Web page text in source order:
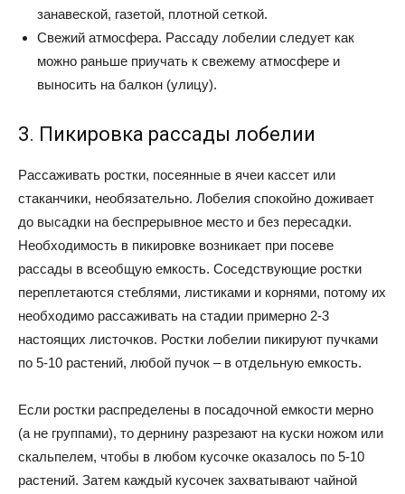
занавеской, газетой, плотной сеткой.
Свежий атмосфера. Рассаду лобелии следует как
можно раньше приучать к свежему атмосфере и
выносить на балкон (улицу).
3. Пикировка рассады лобелии
Рассаживать ростки, посеянные в ячеи кассет или
стаканчики, необязательно. Лобелия спокойно доживает
до высадки на беспрерывное место и без пересадки.
Необходимость в пикировке возникает при посеве
рассады в всеобщую емкость. Соседствующие ростки
переплетаются стеблями, листиками и корнями, потому их
необходимо рассаживать на стадии примерно 2-3
настоящих листочков. Ростки лобелии пикируют пучками
по 5-10 растений, любой пучок – в отдельную емкость.
Если ростки распределены в посадочной емкости мерно
(а не группами), то дернину разрезают на куски ножом или
скальпелем, чтобы в любом кусочке оказалось по 5-10
растений. Затем каждый кусочек захватывают чайной